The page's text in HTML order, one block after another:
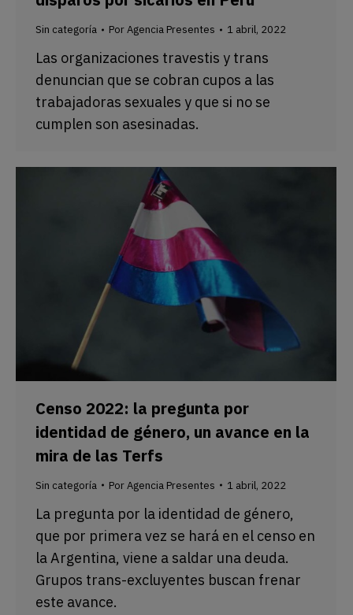
Sin categoría PorAgencia Presentes 1 abril, 2022
Las organizaciones travestis y trans
denuncian que se cobran cupos a las
trabajadoras sexuales y que si no se
cumplen son asesinadas.
Censo 2022: la pregunta por
identidad de género, un avance en la
mira de las Terfs
Sin categoría PorAgencia Presentes 1 abril, 2022
La pregunta por la identidad de género,
que por primera vez se hará en el censo en
la Argentina, viene a saldar una deuda.
Grupos trans-excluyentes buscan frenar
este avance.